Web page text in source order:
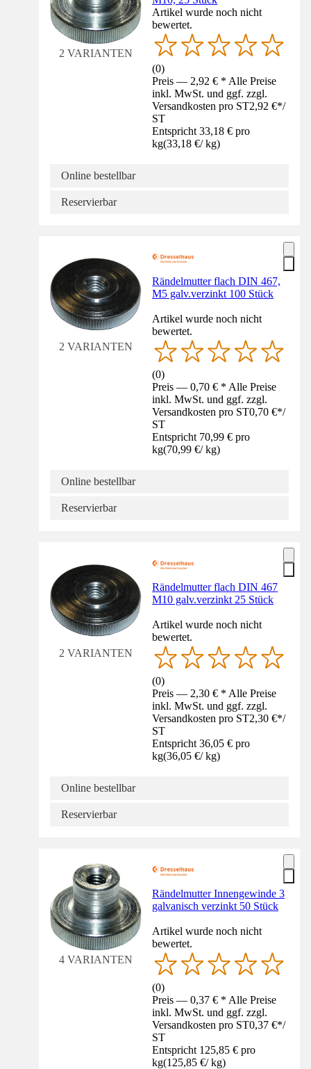
2 VARIANTEN
Artikel wurde noch nicht
bewertet.
(0)
Preis — 2,92 € * Alle Preise
inkl. MwSt. und ggf. zzgl.
Versandkosten pro ST2,92 €*/
ST
Entspricht 33,18 € pro
kg(33,18 €/ kg)
Online bestellbar
Reservierbar
2 VARIANTEN
Rändelmutter flach DIN 467,
M5 galv.verzinkt 100 Stück
Artikel wurde noch nicht
bewertet.
(0)
Preis — 0,70 € * Alle Preise
inkl. MwSt. und ggf. zzgl.
Versandkosten pro ST0,70 €*/
ST
Entspricht 70,99 € pro
kg(70,99 €/ kg)
Online bestellbar
Reservierbar
2 VARIANTEN
Rändelmutter flach DIN 467
M10 galv.verzinkt 25 Stück
Artikel wurde noch nicht
bewertet.
(0)
Preis — 2,30 € * Alle Preise
inkl. MwSt. und ggf. zzgl.
Versandkosten pro ST2,30 €*/
ST
Entspricht 36,05 € pro
kg(36,05 €/ kg)
Online bestellbar
Reservierbar
4 VARIANTEN
Rändelmutter Innengewinde 3
galvanisch verzinkt 50 Stück
Artikel wurde noch nicht
bewertet.
(0)
Preis — 0,37 € * Alle Preise
inkl. MwSt. und ggf. zzgl.
Versandkosten pro ST0,37 €*/
ST
Entspricht 125,85 € pro
kg(125,85 €/ kg)